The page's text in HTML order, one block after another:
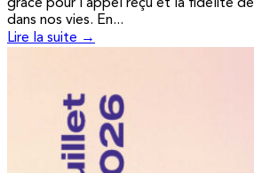
grâce pour l’appel reçu et la fidélité
dans nos vies. En...
Lire la suite →